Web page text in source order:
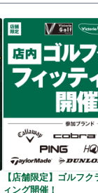
【店舗限定】ゴルフ
ィング開催！